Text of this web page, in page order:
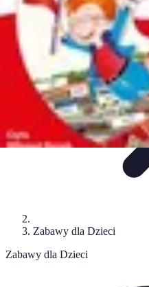
Zabawy dla Dzieci
Zabawy dla Dzieci